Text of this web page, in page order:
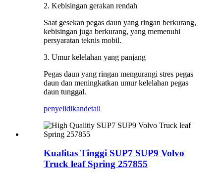
2. Kebisingan gerakan rendah
Saat gesekan pegas daun yang ringan berkurang,
kebisingan juga berkurang, yang memenuhi
persyaratan teknis mobil.
3. Umur kelelahan yang panjang
Pegas daun yang ringan mengurangi stres pegas
daun dan meningkatkan umur kelelahan pegas
daun tunggal.
penyelidikandetail
Kualitas Tinggi SUP7 SUP9 Volvo
Truck leaf Spring 257855